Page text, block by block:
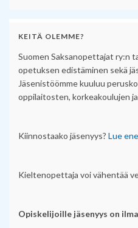
KEITÄ OLEMME?
Suomen Saksanopettajat ry:n
opetuksen edistäminen sekä
Jäsenistöömme kuuluu
oppilaitosten, korkeakoulujen
Kiinnostaako jäsenyys? Lue
Kieltenopettaja voi vähentää
Opiskelijoille jäsenyys on